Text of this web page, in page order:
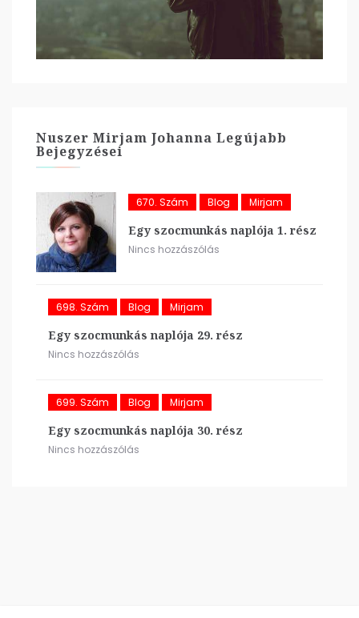
Nuszer Mirjam Johanna Legújabb
Bejegyzései
670. Szám Blog Mirjam
Egy szocmunkás naplója 1. rész
Nincs hozzászólás
698. Szám Blog Mirjam
Egy szocmunkás naplója 29. rész
Nincs hozzászólás
699. Szám Blog Mirjam
Egy szocmunkás naplója 30. rész
Nincs hozzászólás